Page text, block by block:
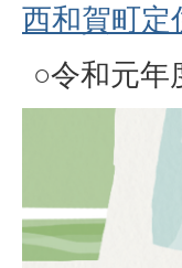
西和賀町
○令和元年